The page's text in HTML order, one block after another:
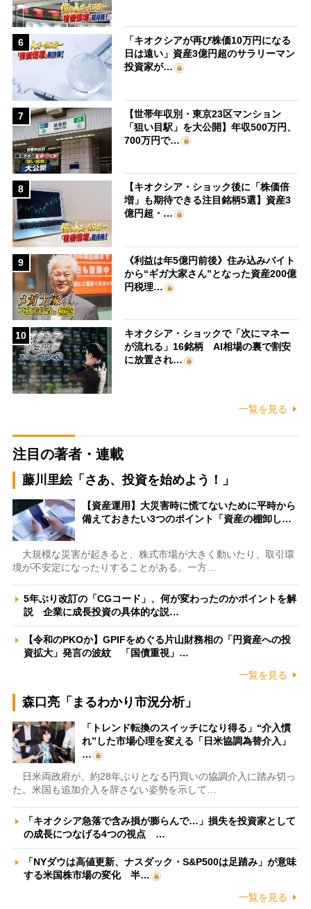
6
「キオクシアが再び株価10万円になる
日は遠い」資産3億円超のサラリーマン
投資家が…
7
【世帯年収別・東京23区マンション
「狙い目駅」を大公開】年収500万円、
700万円で…
8
【キオクシア・ショック後に「株価倍
増」も期待できる注目銘柄5選】資産3
億円超・…
9
《利益は年5億円前後》住み込みバイト
から“ギガ大家さん”となった資産200億
円税理…
10
キオクシア・ショックで「次にマネー
が流れる」16銘柄 AI相場の裏で割安
に放置され…
一覧を見る
注目の著者・連載
藤川里絵「さあ、投資を始めよう！」
【資産運用】大災害時に慌てないために平時から
備えておきたい3つのポイント「資産の棚卸し…
大規模な災害が起きると、株式市場が大きく動いたり、取引環
境が不安定になったりすることがある。一方…
5年ぶり改訂の「CGコード」、何が変わったのかポイントを解
説 企業に成長投資の具体的な説…
【令和のPKOか】GPIFをめぐる片山財務相の「円資産への投
資拡大」発言の波紋 「国債重視」…
一覧を見る
森口亮「まるわかり市況分析」
「トレンド転換のスイッチになり得る」“介入慣
れ”した市場心理を変える「日米協調為替介入」
…
日米両政府が、約28年ぶりとなる円買いの協調介入に踏み切っ
た。米国も追加介入を辞さない姿勢を示して…
「キオクシア急落で含み損が膨らんで…」損失を投資家として
の成長につなげる4つの視点 …
「NYダウは高値更新、ナスダック・S&P500は足踏み」が意味
する米国株市場の変化 半…
一覧を見る